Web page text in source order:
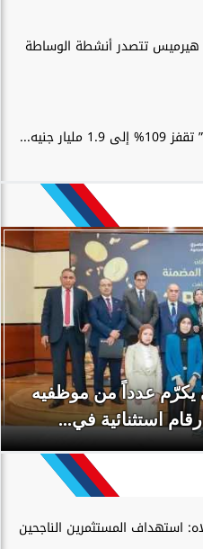
تتصدر أنشطة الوساطة
مليار جنيه...
يكرّم عدداً من موظفيه
استثنائية في...
استهداف المستثمرين الناجحين